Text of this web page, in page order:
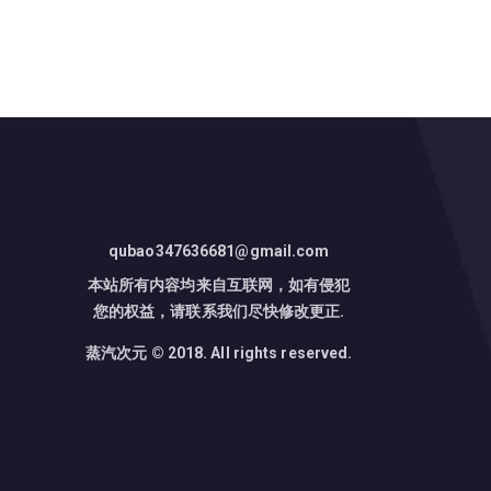
qubao347636681@gmail.com
本站所有内容均来自互联网，如有侵犯
您的权益，请联系我们尽快修改更正.
蒸汽次元 © 2018. All rights reserved.